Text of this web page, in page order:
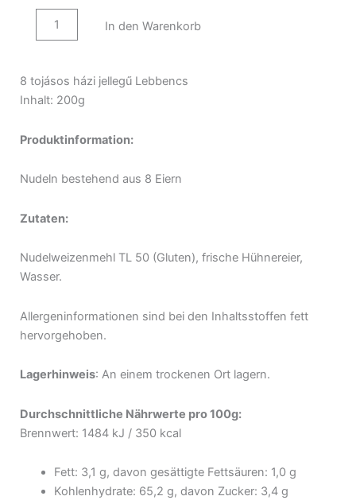
Lebbencs
Menge
In den Warenkorb
8 tojásos házi jellegű Lebbencs
Inhalt: 200g
Produktinformation:
Nudeln bestehend aus 8 Eiern
Zutaten:
Nudelweizenmehl TL 50 (Gluten), frische Hühnereier,
Wasser.
Allergeninformationen sind bei den Inhaltsstoffen fett
hervorgehoben.
Lagerhinweis: An einem trockenen Ort lagern.
Durchschnittliche Nährwerte pro 100g:
Brennwert: 1484 kJ / 350 kcal
Fett: 3,1 g, davon gesättigte Fettsäuren: 1,0 g
Kohlenhydrate: 65,2 g, davon Zucker: 3,4 g